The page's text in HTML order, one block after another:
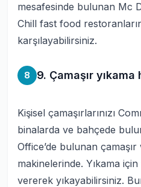
mesafesinde bulunan Mc
Chill fast food
karşılayabilirsiniz.
8 9. Çamaşır yıkama
Kişisel çamaşırlarınızı
binalarda ve bahçede
Office’de bulunan
makinelerinde. Yıkama
vererek yıkayabilirsiniz.